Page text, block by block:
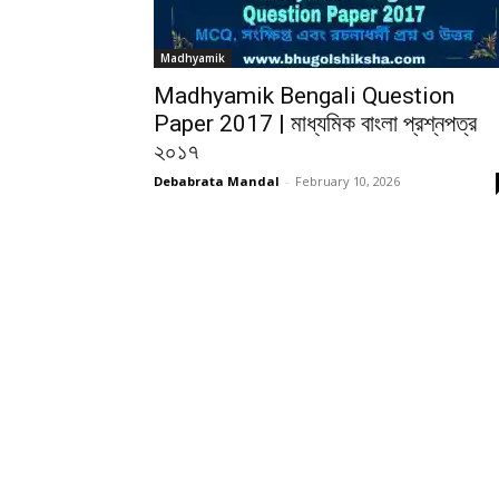
Madhyamik
Madhyamik Bengali Question
Paper 2017 | মাধ্যমিক বাংলা প্রশ্নপত্র
২০১৭
Debabrata Mandal - February 10, 2026